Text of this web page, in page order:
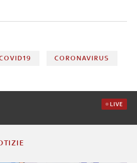
CORONAVIRUS
LIVE